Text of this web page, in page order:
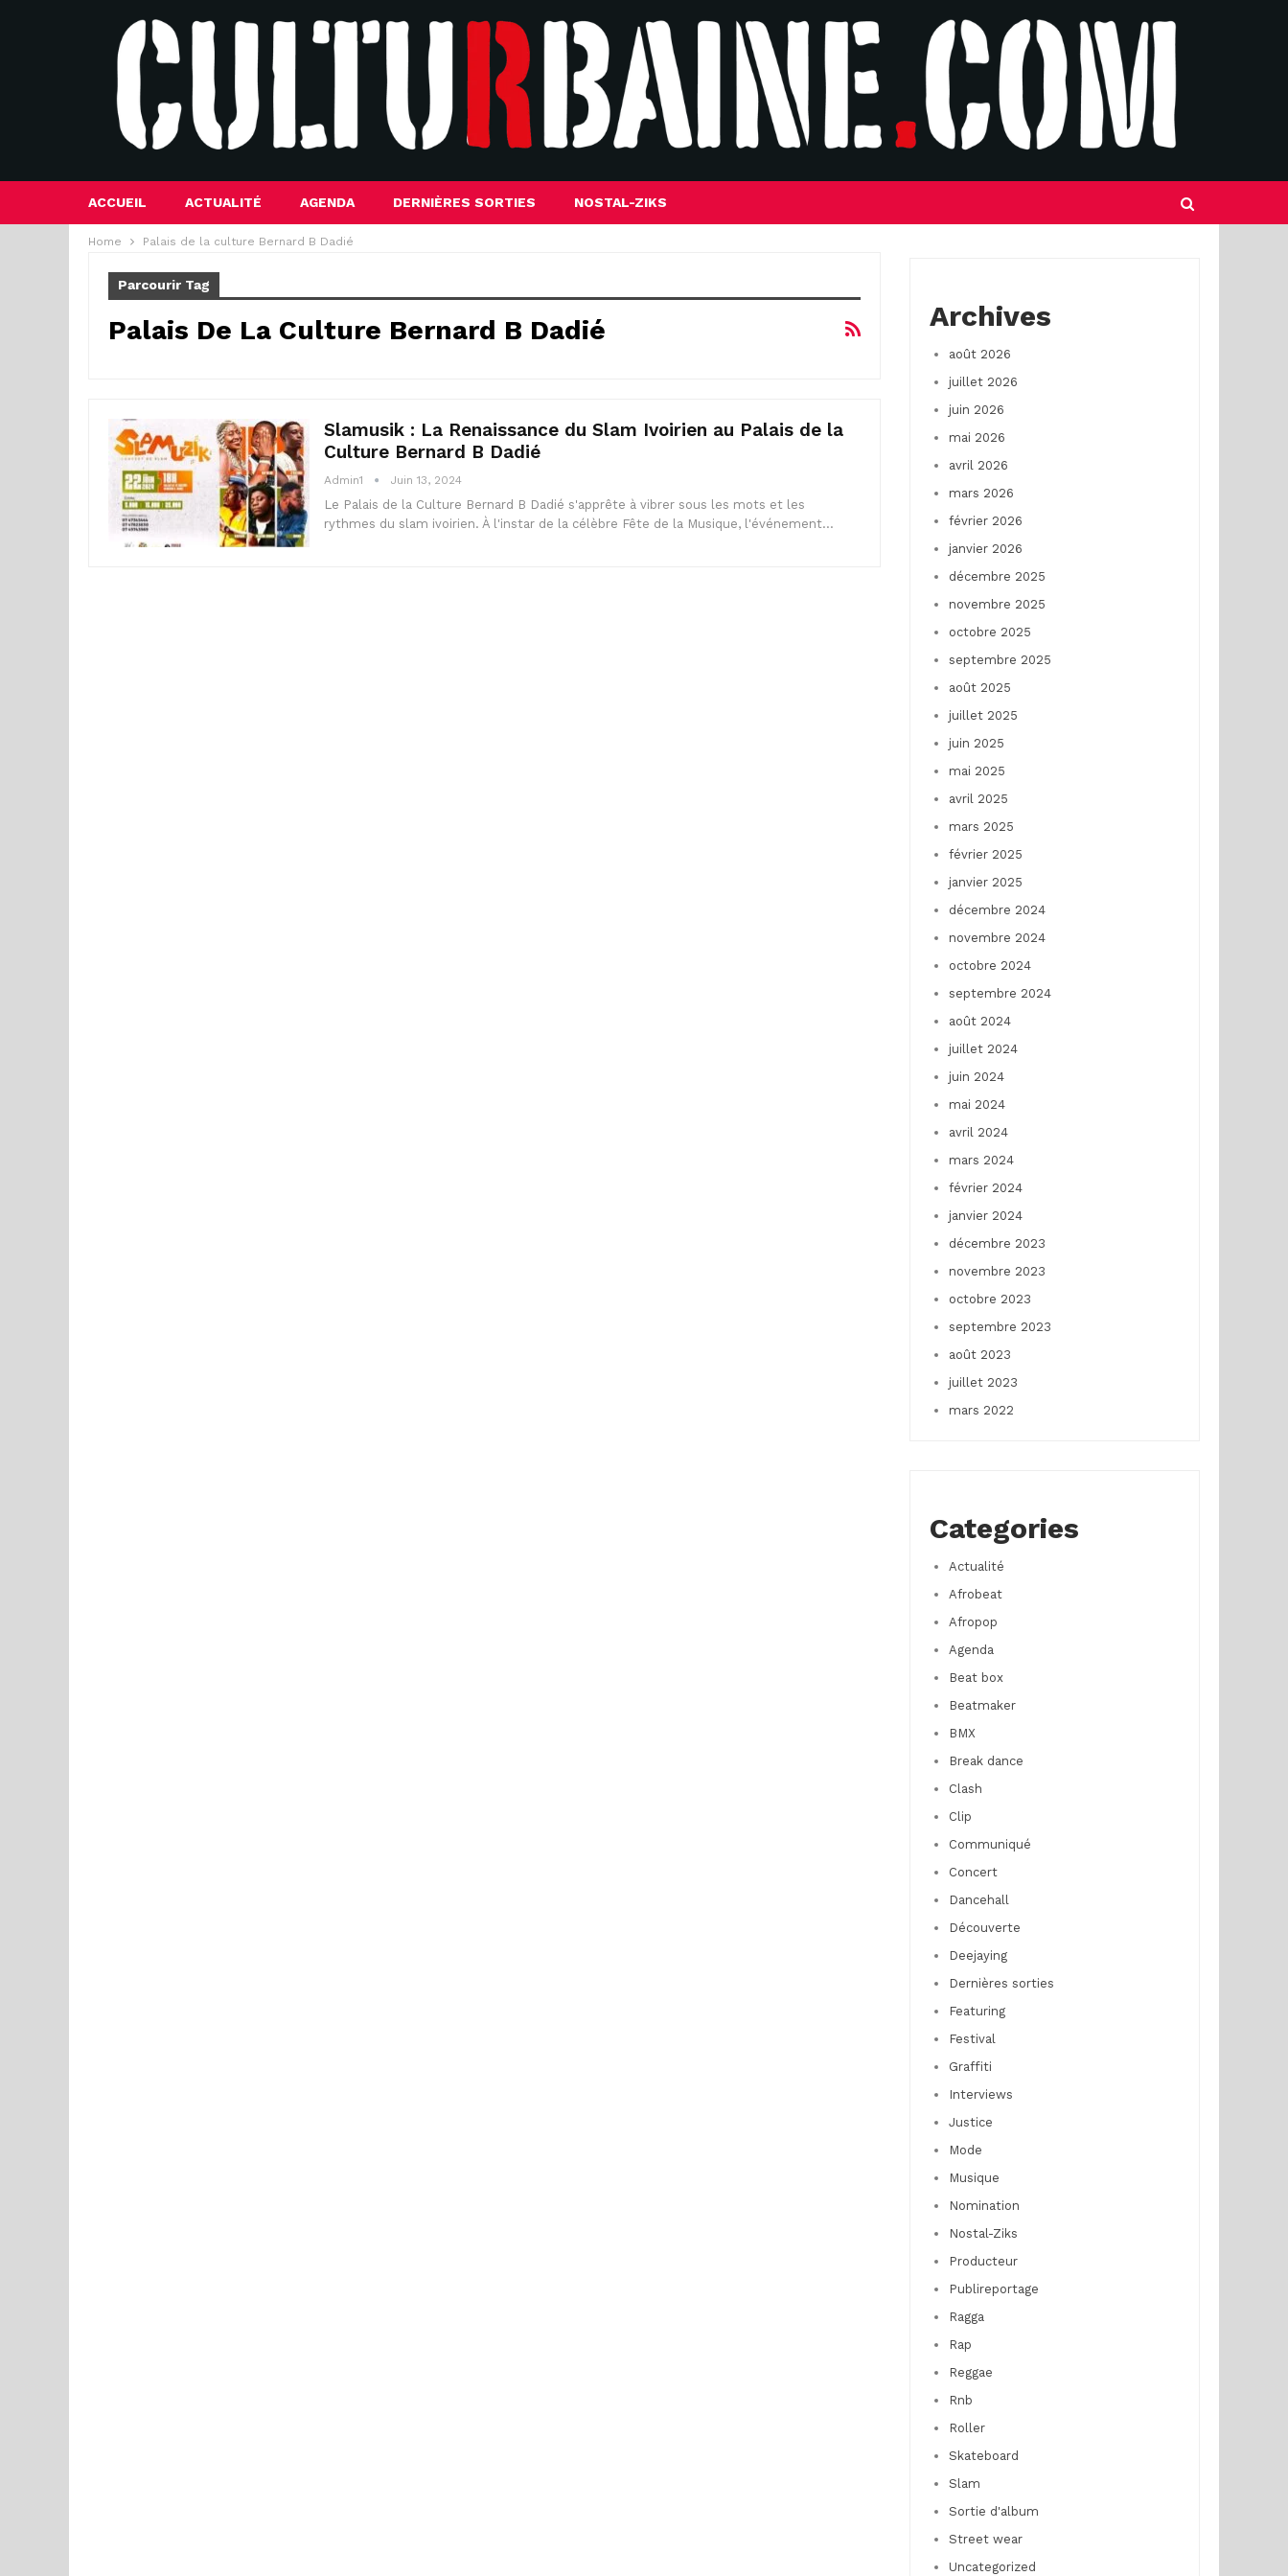
ACCUEIL ACTUALITÉ AGENDA DERNIÈRES SORTIES NOSTAL-ZIKS
Home Palais de la culture Bernard B Dadié
Parcourir Tag
Palais De La Culture Bernard B Dadié
Slamusik : La Renaissance du Slam Ivoirien au Palais de la
Culture Bernard B Dadié
Admin1 Juin 13, 2024
Le Palais de la Culture Bernard B Dadié s'apprête à vibrer sous les mots et les
rythmes du slam ivoirien. À l'instar de la célèbre Fête de la Musique, l'événement…
Archives
août 2026
juillet 2026
juin 2026
mai 2026
avril 2026
mars 2026
février 2026
janvier 2026
décembre 2025
novembre 2025
octobre 2025
septembre 2025
août 2025
juillet 2025
juin 2025
mai 2025
avril 2025
mars 2025
février 2025
janvier 2025
décembre 2024
novembre 2024
octobre 2024
septembre 2024
août 2024
juillet 2024
juin 2024
mai 2024
avril 2024
mars 2024
février 2024
janvier 2024
décembre 2023
novembre 2023
octobre 2023
septembre 2023
août 2023
juillet 2023
mars 2022
Categories
Actualité
Afrobeat
Afropop
Agenda
Beat box
Beatmaker
BMX
Break dance
Clash
Clip
Communiqué
Concert
Dancehall
Découverte
Deejaying
Dernières sorties
Featuring
Festival
Graffiti
Interviews
Justice
Mode
Musique
Nomination
Nostal-Ziks
Producteur
Publireportage
Ragga
Rap
Reggae
Rnb
Roller
Skateboard
Slam
Sortie d'album
Street wear
Uncategorized